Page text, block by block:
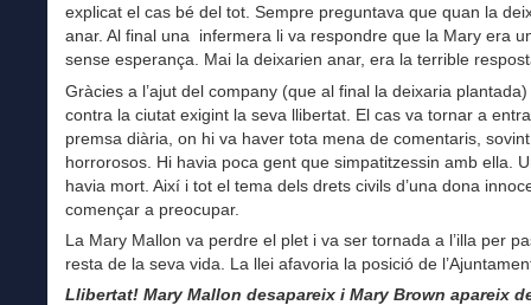
explicat el cas bé del tot. Sempre preguntava que quan la
anar. Al final una infermera li va respondre que la Mary era
sense esperança. Mai la deixarien anar, era la terrible
Gràcies a l’ajut del company (que al final la deixaria
contra la ciutat exigint la seva llibertat. El cas va tornar a
premsa diària, on hi va haver tota mena de comentaris, sovint
horrorosos. Hi havia poca gent que simpatitzessin amb ella.
havia mort. Així i tot el tema dels drets civils d’una dona
començar a preocupar.
La Mary Mallon va perdre el plet i va ser tornada a l’illa per
resta de la seva vida. La llei afavoria la posició de
Llibertat! Mary Mallon desapareix i Mary Brown apareix